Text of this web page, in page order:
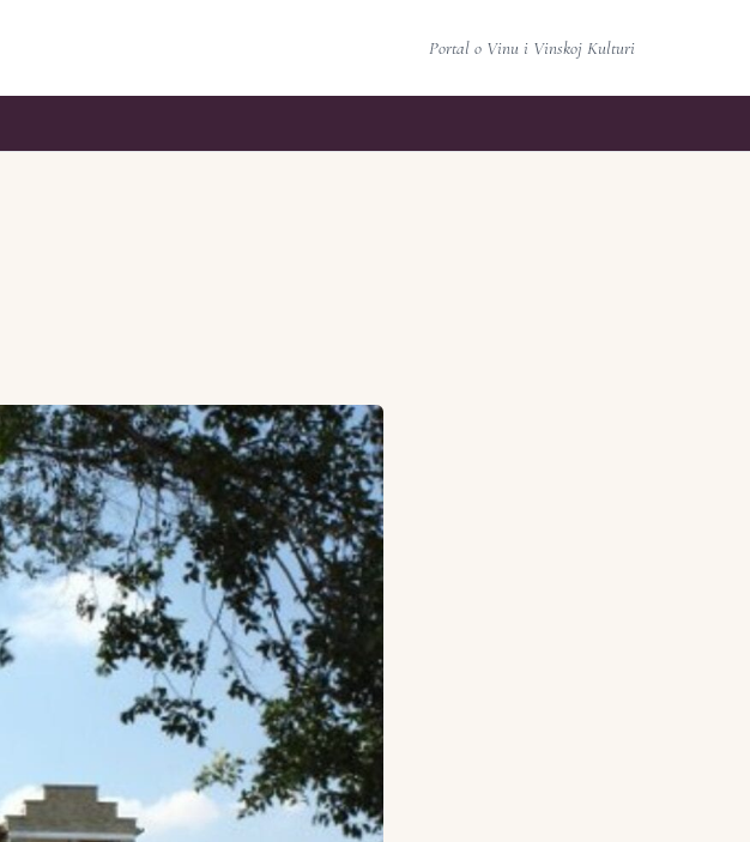
Portal o Vinu i Vinskoj Kulturi